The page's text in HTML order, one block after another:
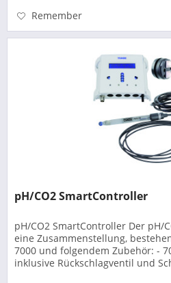
Remember
pH/CO2 SmartController
pH/CO2 SmartController Der pH/
eine Zusammenstellung,
7000 und folgendem Zubehör: -
inklusive Rückschlagventil und